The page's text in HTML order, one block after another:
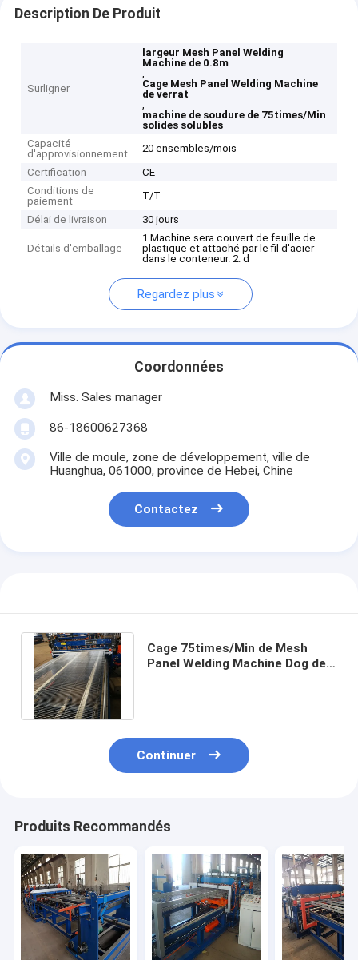
Description De Produit
Surligner
largeur Mesh Panel Welding
Machine de 0.8m
,
Cage Mesh Panel Welding Machine
de verrat
,
machine de soudure de 75times/Min
solides solubles
Capacité
d'approvisionnement
20 ensembles/mois
Certification
CE
Conditions de
paiement
T/T
Délai de livraison
30 jours
Détails d'emballage
1.Machine sera couvert de feuille de
plastique et attaché par le fil d'acier
dans le conteneur. 2. d
Regardez plus
Coordonnées
Miss. Sales manager
86-18600627368
Ville de moule, zone de développement, ville de
Huanghua, 061000, province de Hebei, Chine
Contactez
Cage 75times/Min de Mesh
Panel Welding Machine Dog de
Continuer
Produits Recommandés